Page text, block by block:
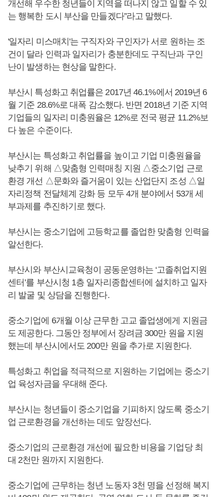
개선해 우수한 청년들이 지역을 떠나지 않고 일할 수 있
는 행복한 도시 부산을 만들겠다”라고 말했다.
'일자리 미스매치'는 구직자와 구인자가 서로 원하는 조
건이 달라 인력과 일자리가 충분한데도 구직난과 구인
난이 발생하는 현상을 말한다.
부산시 특성화고 취업률은 2017년 46.1%에서 2019년 6
월 기준 28.6%로 대폭 감소했다. 반면 2018년 기준 지역
기업들의 일자리 미충원율은 12%로 전국 평균 11.2%보
다 높은 수준이다.
부산시는 특성화고 취업률을 높이고 기업 미충원율을
낮추기 위해 △맞춤형 인력매칭 지원 △중소기업 근로
환경 개선 △문화와 즐거움이 있는 산업단지 조성 △일
자리정책 전달체계 강화 등 모두 4개 분야에서 53개 세
부과제를 추진하기로 했다.
부산시는 중소기업에 고등학교를 졸업한 맞춤형 인력을
알선한다.
부산시와 부산시교육청이 공동운영하는 ‘고졸취업지원
센터’를 부산시청 1층 일자리종합센터에 설치하고 일자
리 발굴 및 상담을 진행한다.
중소기업에 6개월 이상 근무한 고교 졸업생에게 지원금
도 제공한다. 그동안 정부에서 장려금 300만 원을 지원
했는데 부산시에서도 200만 원을 추가로 지원한다.
특성화고 취업을 적극적으로 지원하는 기업에는 중소기
업 육성자금을 우대해 준다.
부산시는 청년들이 중소기업을 기피하지 않도록 중소기
업 근로환경을 개선하는 데도 앞장선다.
중소기업의 근로환경 개선에 필요한 비용을 기업당 최
대 2천만 원까지 지원한다.
중소기업에 근무하는 청년 노동자 3천 명을 선정해 복지